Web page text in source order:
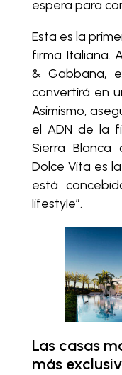
espera para
Esta es la
firma Italiana.
& Gabbana,
convertirá en
Asimismo,
el ADN de la
Sierra Blanca
Dolce Vita es
está
lifestyle”.
Las casas
más